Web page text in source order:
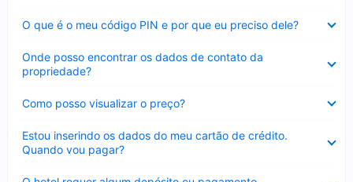
O que é o meu código PIN e por que eu preciso dele?
Onde posso encontrar os dados de contato da
propriedade?
Como posso visualizar o preço?
Estou inserindo os dados do meu cartão de crédito.
Quando vou pagar?